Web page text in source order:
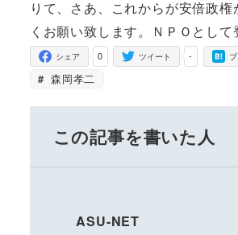
りて、さあ、これからが安倍政
くお願い致します。ＮＰＯとし
0
シェア -
ツイート
森岡孝二
この記事を書いた人
ASU-NET